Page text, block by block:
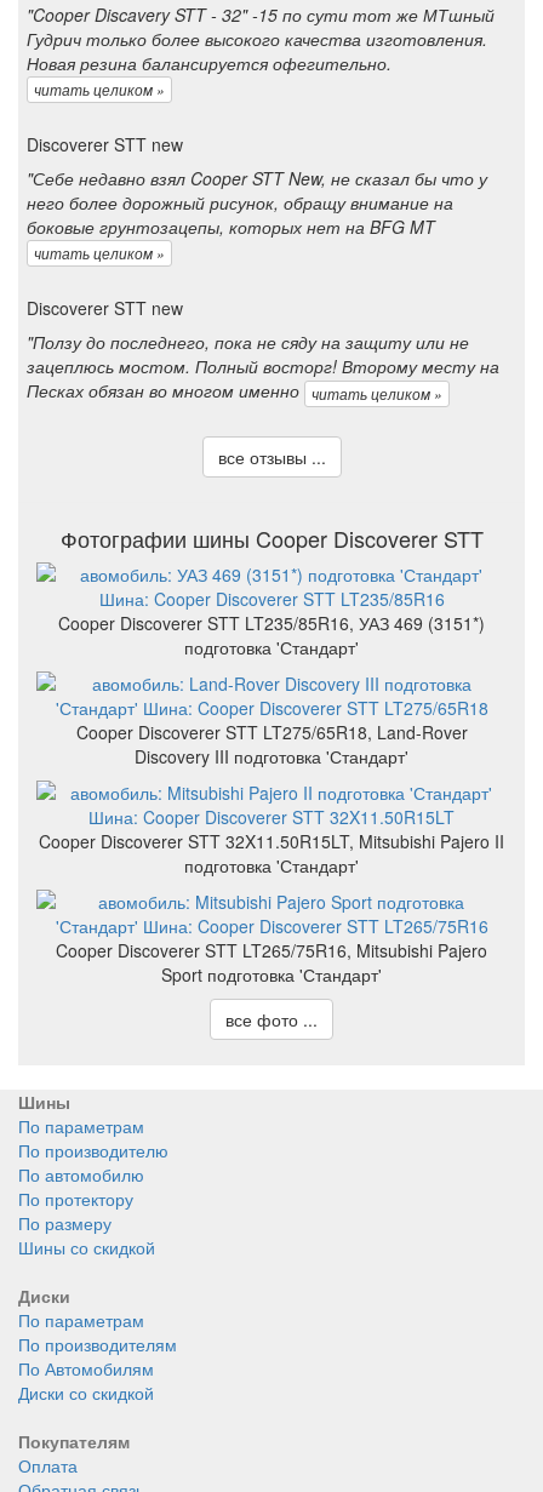
"Cooper Discavery STT - 32" -15 по сути тот же МТшный
Гудрич только более высокого качества изготовления.
Новая резина балансируется офегительно.
читать целиком »
Discoverer STT new
"Себе недавно взял Cooper STT New, не сказал бы что у
него более дорожный рисунок, обращу внимание на
боковые грунтозацепы, которых нет на BFG MT
читать целиком »
Discoverer STT new
"Ползу до последнего, пока не сяду на защиту или не
зацеплюсь мостом. Полный восторг! Второму месту на
Песках обязан во многом именно читать целиком »
все отзывы ...
Фотографии шины Cooper Discoverer STT
Cooper Discoverer STT LT235/85R16, УАЗ 469 (3151*)
подготовка 'Стандарт'
Cooper Discoverer STT LT275/65R18, Land-Rover
Discovery III подготовка 'Стандарт'
Cooper Discoverer STT 32X11.50R15LT, Mitsubishi Pajero II
подготовка 'Стандарт'
Cooper Discoverer STT LT265/75R16, Mitsubishi Pajero
Sport подготовка 'Стандарт'
все фото ...
Шины
По параметрам
По производителю
По автомобилю
По протектору
По размеру
Шины со скидкой
Диски
По параметрам
По производителям
По Автомобилям
Диски со скидкой
Покупателям
Оплата